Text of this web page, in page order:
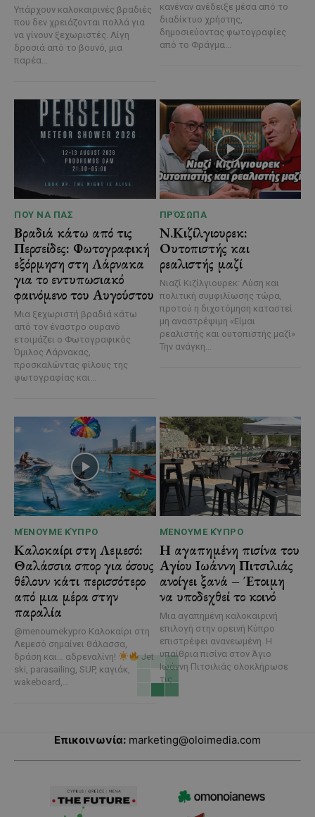
Υπάρχουν καλοκαιρινές βραδιές
που δεν χρειάζονται πολλά για
να γίνουν ξεχωριστές. Λίγη
δροσιά από το βουνό, μια
παρέα...
κανέναν ανέδειξε μέσα από το
διαδίκτυο χρήστης,
δημοσιεύοντας φωτογραφίες
από το Φράγμα...
ΠΟΥ ΝΑ ΠΑΣ
Βραδιά κάτω από τις
Περσείδες: Φωτογραφική
εξόρμηση στη Λάρνακα
για το εντυπωσιακό
φαινόμενο του Αυγούστου
Μια ξεχωριστή βραδιά κάτω
από τον έναστρο ουρανό
ετοιμάζει ο Φωτογραφικός
Όμιλος Λάρνακας,
προσκαλώντας φίλους της
φωτογραφίας και...
ΠΡΌΣΩΠΑ
Ν.Κιζίλγιουρεκ:
Ουτοπιστής και
ρεαλιστής μαζί
Νιαζί Κιζίλγιουρεκ: Λύση και
πολιτική συμφιλίωσης τώρα,
προτού η διχοτόμηση καταστεί
μη αναστρέψιμη «Είμαι
ρεαλιστής και ουτοπιστής μαζί»
Την ανάγκη...
ΜΈΝΟΥΜΕ ΚΎΠΡΟ
Καλοκαίρι στη Λεμεσό:
Θαλάσσια σπορ για όσους
θέλουν κάτι περισσότερο
από μια μέρα στην
παραλία
@menoumekypro Καλοκαίρι στη
Λεμεσό σημαίνει θάλασσα,
δράση και… αδρεναλίνη!
Jet
ski, parasailing, SUP, καγιάκ,
wakeboard,...
ΜΈΝΟΥΜΕ ΚΎΠΡΟ
Η αγαπημένη πισίνα του
Αγίου Ιωάννη Πιτσιλιάς
ανοίγει ξανά – Έτοιμη
να υποδεχθεί το κοινό
Μια αγαπημένη καλοκαιρινή
επιλογή στην ορεινή Κύπρο
επιστρέφει ανανεωμένη. Η
υπαίθρια πισίνα στον Άγιο
Ιωάννη Πιτσιλιάς ολοκλήρωσε
τις...
Επικοινωνία: marketing@oloimedia.com